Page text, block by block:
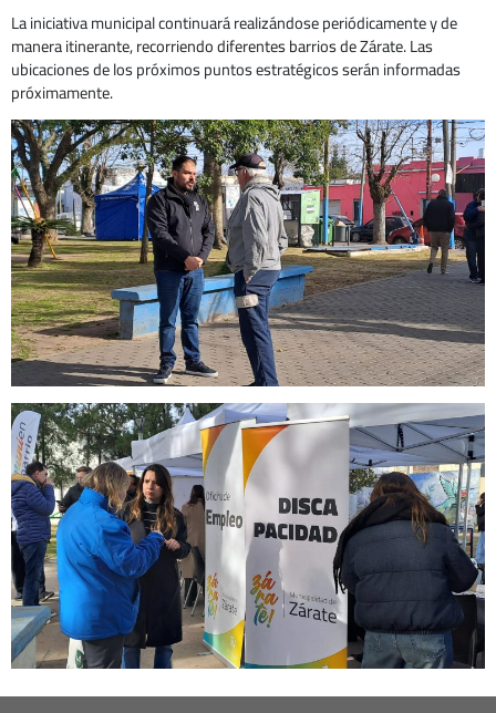
La iniciativa municipal continuará realizándose periódicamente y de
manera itinerante, recorriendo diferentes barrios de Zárate. Las
ubicaciones de los próximos puntos estratégicos serán informadas
próximamente.